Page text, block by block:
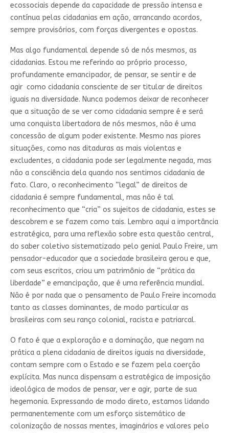
ecossociais depende da capacidade de pressão intensa e
contínua pelas cidadanias em ação, arrancando acordos,
sempre provisórios, com forças divergentes e opostas.
Mas algo fundamental depende só de nós mesmos, as
cidadanias. Estou me referindo ao próprio processo,
profundamente emancipador, de pensar, se sentir e de
agir como cidadania consciente de ser titular de direitos
iguais na diversidade. Nunca podemos deixar de reconhecer
que a situação de se ver como cidadania sempre é e será
uma conquista libertadora de nós mesmos, não é uma
concessão de algum poder existente. Mesmo nas piores
situações, como nas ditaduras as mais violentas e
excludentes, a cidadania pode ser legalmente negada, mas
não a consciência dela quando nos sentimos cidadania de
fato. Claro, o reconhecimento “legal” de direitos de
cidadania é sempre fundamental, mas não é tal
reconhecimento que “cria” os sujeitos de cidadania, estes se
descobrem e se fazem como tais. Lembro aqui a importância
estratégica, para uma reflexão sobre esta questão central,
do saber coletivo sistematizado pelo genial Paulo Freire, um
pensador-educador que a sociedade brasileira gerou e que,
com seus escritos, criou um patrimônio de “prática da
liberdade” e emancipação, que é uma referência mundial.
Não é por nada que o pensamento de Paulo Freire incomoda
tanto as classes dominantes, de modo particular as
brasileiras com seu ranço colonial, racista e patriarcal.
O fato é que a exploração e a dominação, que negam na
prática a plena cidadania de direitos iguais na diversidade,
contam sempre com o Estado e se fazem pela coerção
explícita. Mas nunca dispensam a estratégica de imposição
ideológica de modos de pensar, ver e agir, parte de sua
hegemonia. Expressando de modo direto, estamos lidando
permanentemente com um esforço sistemático de
colonização de nossas mentes, imaginários e valores pelo